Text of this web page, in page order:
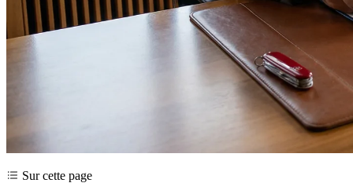
Sur cette page